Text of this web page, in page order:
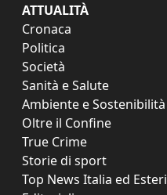
ATTUALITÀ
Cronaca
Politica
Società
Sanità e Salute
Ambiente e Sostenibilità
Oltre il Confine
True Crime
Storie di sport
Top News Italia ed Esteri